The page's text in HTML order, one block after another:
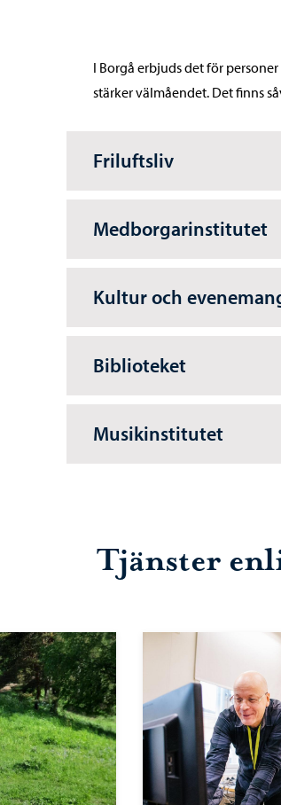
I Borgå erbjuds det för
stärker välmåendet. Det finns
Friluftsliv
Medborgarinstitutet
Kultur och
Biblioteket
Musikinstitutet
Tjänster